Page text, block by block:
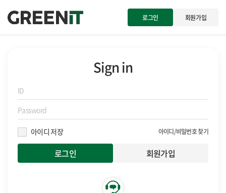
로그인 회원가입
Sign in
아이디 저장 아이디/비밀번호 찾기
회원가입